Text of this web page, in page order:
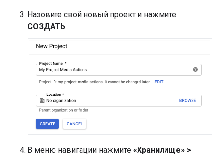
Назовите свой новый проект и нажмите
СОЗДАТЬ .
В меню навигации нажмите «Хранилище» >